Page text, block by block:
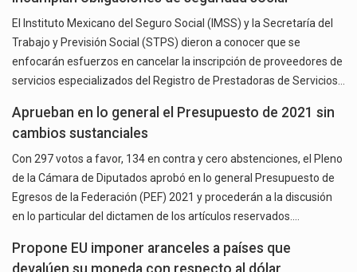
El Instituto Mexicano del Seguro Social (IMSS) y la Secretaría del
Trabajo y Previsión Social (STPS) dieron a conocer que se
enfocarán esfuerzos en cancelar la inscripción de proveedores de
servicios especializados del Registro de Prestadoras de Servicios…
Aprueban en lo general el Presupuesto de 2021 sin
cambios sustanciales
Con 297 votos a favor, 134 en contra y cero abstenciones, el Pleno
de la Cámara de Diputados aprobó en lo general Presupuesto de
Egresos de la Federación (PEF) 2021 y procederán a la discusión
en lo particular del dictamen de los artículos reservados.…
Propone EU imponer aranceles a países que